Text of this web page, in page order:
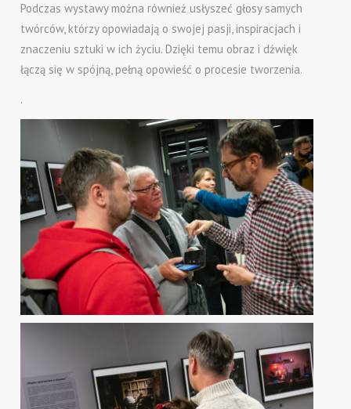
Podczas wystawy można również usłyszeć głosy samych
twórców, którzy opowiadają o swojej pasji, inspiracjach i
znaczeniu sztuki w ich życiu. Dzięki temu obraz i dźwięk
łączą się w spójną, pełną opowieść o procesie tworzenia.
.